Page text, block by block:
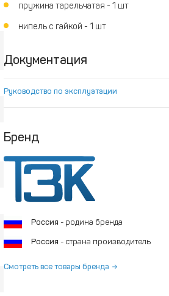
пружина тарельчатая - 1 шт
нипель с гайкой - 1 шт
Документация
Руководство по эксплуатации
Бренд
Россия - родина бренда
Россия - страна производитель
Смотреть все товары бренда